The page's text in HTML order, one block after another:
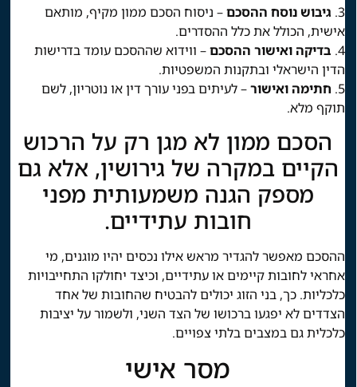
3. גיבוש נוסח ההסכם– ניסוח הסכם ממון מקיף, מותאם
אישית, הכולל את כלל ההסדרים.
4. בדיקה ואישור ההסכם– ווידוא שההסכם עומד בדרישות
הדין הישראלי ובתקנות המשפטיות.
5. חתימה ואישור– לעיתים בפני עורך דין או נוטריון, לשם
תוקף מלא.
הסכם ממון לא מגן רק על הרכוש
הקיים במקרה של גירושין, אלא גם
מספק הגנה משמעותית מפני
חובות עתידיים.
ההסכם מאפשר להגדיר מראש אילו נכסים יהיו מוגנים, מי
אחראי לחובות קיימים או עתידיים, וכיצד יחולקו התחייבויות
כלכליות. כך, בני הזוג יכולים להבטיח שהחובות של אחד
הצדדים לא יפגעו ברכושו של הצד השני, ולשמור על יציבות
כלכלית גם במצבים בלתי צפויים.
מסר אישי